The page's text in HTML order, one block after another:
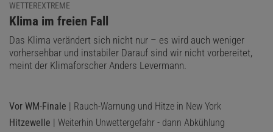
WETTEREXTREME
:
Klima im freien Fall
Das Klima verändert sich nicht nur – es wird auch weniger
vorhersehbar und instabiler Darauf sind wir nicht vorbereitet,
meint der Klimaforscher Anders Levermann.
Vor WM-Finale | Rauch-Warnung und Hitze in New York
Hitzewelle | Weiterhin Unwettergefahr - dann Abkühlung